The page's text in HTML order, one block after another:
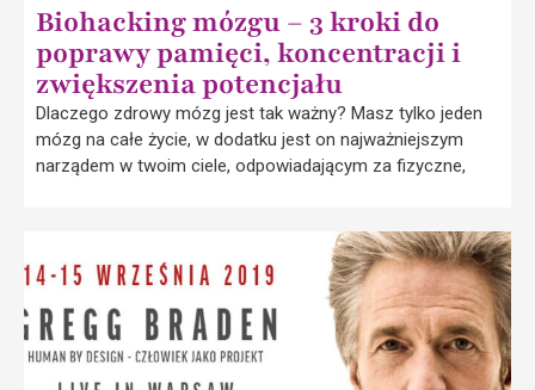
Biohacking mózgu – 3 kroki do
poprawy pamięci, koncentracji i
zwiększenia potencjału
Dlaczego zdrowy mózg jest tak ważny? Masz tylko jeden
mózg na całe życie, w dodatku jest on najważniejszym
narządem w twoim ciele, odpowiadającym za fizyczne,